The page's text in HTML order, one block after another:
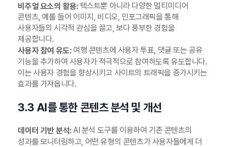
비주얼 요소의 활용:텍스트뿐 아니라 다양한 멀티미디어
콘텐츠, 예를 들어 이미지, 비디오, 인포그래픽을 통해
사용자들의 시각적 관심을 끌고, 보다 풍부한 경험을
제공합니다.
사용자 참여 유도:여행 콘텐츠에 사용자 투표, 댓글 또는 공유
기능을 추가하여 사용자가 적극적으로 참여하도록 유도합니다.
이는 사용자 경험을 향상시키고 사이트의 트래픽을 증가시키는
효과를 가져옵니다.
3.3 AI를 통한 콘텐츠 분석 및 개선
데이터 기반 분석:AI 분석 도구를 이용하여 기존 콘텐츠의
성과를 모니터링하고, 어떤 유형의 콘텐츠가 사용자들에게 더